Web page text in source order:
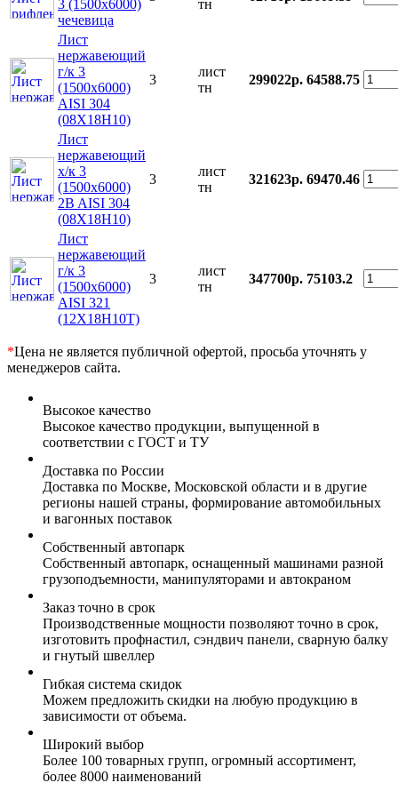
3 (1500х6000)
чечевица
тн
Лист
нержавеющий
г/к 3
(1500х6000)
AISI 304
(08Х18Н10)
3
лист
тн
299022р. 64588.75
Лист
нержавеющий
х/к 3
(1500х6000)
2B AISI 304
(08Х18Н10)
3
лист
тн
321623р. 69470.46
Лист
нержавеющий
г/к 3
(1500х6000)
AISI 321
(12Х18Н10Т)
3
лист
тн
347700р. 75103.2
*Цена не является публичной офертой, просьба уточнять у
менеджеров сайта.
Высокое качество
Высокое качество продукции, выпущенной в
соответствии с ГОСТ и ТУ
Доставка по России
Доставка по Москве, Московской области и в другие
регионы нашей страны, формирование автомобильных
и вагонных поставок
Собственный автопарк
Собственный автопарк, оснащенный машинами разной
грузоподъемности, манипуляторами и автокраном
Заказ точно в срок
Производственные мощности позволяют точно в срок,
изготовить профнастил, сэндвич панели, сварную балку
и гнутый швеллер
Гибкая система скидок
Можем предложить скидки на любую продукцию в
зависимости от объема.
Широкий выбор
Более 100 товарных групп, огромный ассортимент,
более 8000 наименований